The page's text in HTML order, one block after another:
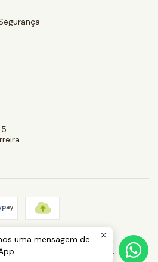
Com tecnologia Jumpseller.
uma mensagem de